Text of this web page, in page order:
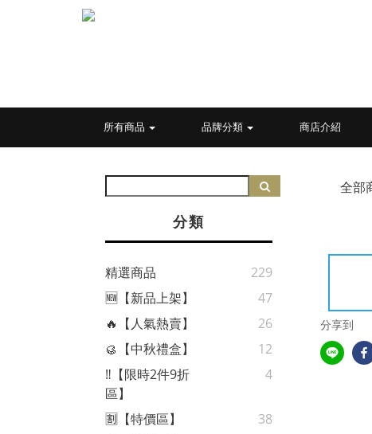
所有商品 品牌分類 商店介紹
分類
精選商品
229
🆕【新品上架】
47
🔥【人氣熱賣】
26
🥮【中秋禮盒】
12
‼️【限時2件9折
區】
4
🈹【特價區】
38
全部
分享到